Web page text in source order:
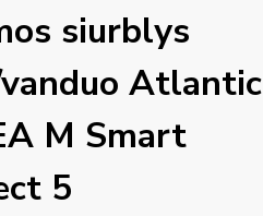
siurblys
Atlantic
M Smart
5